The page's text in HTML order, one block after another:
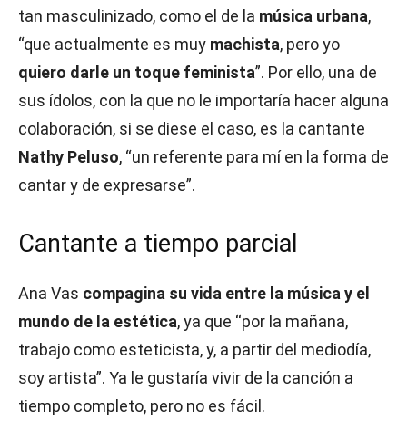
tan masculinizado, como el de la música urbana,
“que actualmente es muy machista, pero yo
quiero darle un toque feminista”. Por ello, una de
sus ídolos, con la que no le importaría hacer alguna
colaboración, si se diese el caso, es la cantante
Nathy Peluso, “un referente para mí en la forma de
cantar y de expresarse”.
Cantante a tiempo parcial
Ana Vas compagina su vida entre la música y el
mundo de la estética, ya que “por la mañana,
trabajo como esteticista, y, a partir del mediodía,
soy artista”. Ya le gustaría vivir de la canción a
tiempo completo, pero no es fácil.